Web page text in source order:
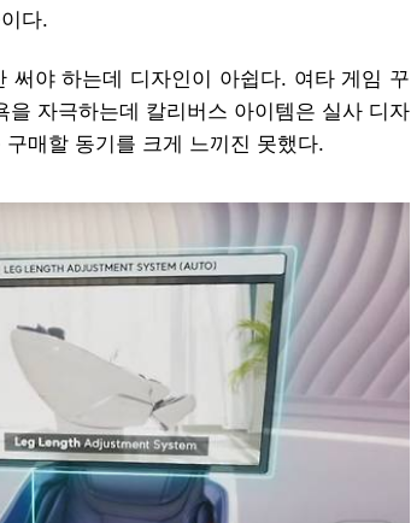
다.
써야 하는데 디자인이 아쉽다. 여타 게임 꾸
자극하는데 칼리버스 아이템은 실사 디자
매할 동기를 크게 느끼진 못했다.